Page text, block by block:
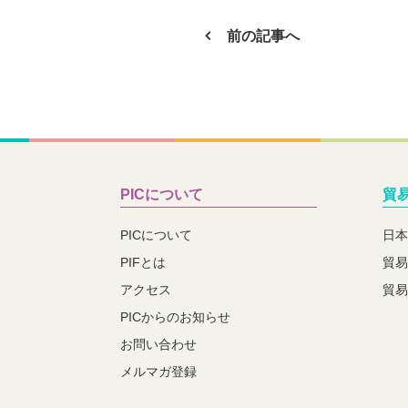
前の記事へ
PICについて
PICについて
PIFとは
アクセス
PICからのお知らせ
お問い合わせ
メルマガ登録
貿
日
貿
貿